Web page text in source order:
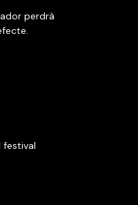
perdrà
festival